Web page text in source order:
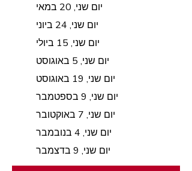
יום שני, 20 במאי
יום שני, 24 ביוני
יום שני, 15 ביולי
יום שני, 5 באוגוסט
יום שני, 19 באוגוסט
יום שני, 9 בספטמבר
יום שני, 7 באוקטובר
יום שני, 4 בנובמבר
יום שני, 9 בדצמבר